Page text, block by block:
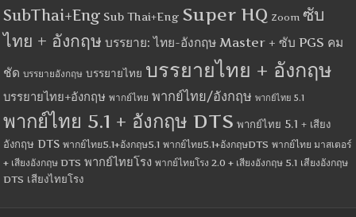
SubThai+Eng Sub Thai+Eng Super HQ Zoom ซับ
ไทย + อังกฤษ บรรยาย: ไทย-อังกฤษ Master + ซับ PGS คม
ชัด บรรยายอังกฤษ บรรยายไทย บรรยายไทย + อังกฤษ
บรรยายไทย+อังกฤษ พากย์ไทย พากย์ไทย/อังกฤษ พากย์ไทย 5.1
พากย์ไทย 5.1 + อังกฤษ DTS พากย์ไทย 5.1 + เสียง
อังกฤษ DTS พากย์ไทย5.1+อังกฤษ5.1 พากย์ไทย5.1+อังกฤษDTS พากย์ไทย มาสเตอร์
+ เสียงอังกฤษ DTS พากย์ไทยโรง พากย์ไทยโรง 2.0 + เสียงอังกฤษ 5.1 เสียงอังกฤษ
DTS เสียงไทยโรง